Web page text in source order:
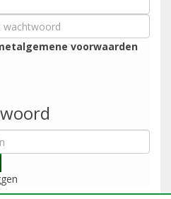
algemene voorwaarden